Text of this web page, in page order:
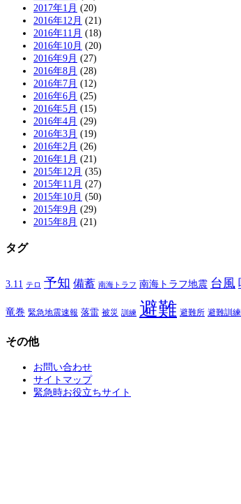
2017年1月 (20)
2016年12月 (21)
2016年11月 (18)
2016年10月 (20)
2016年9月 (27)
2016年8月 (28)
2016年7月 (12)
2016年6月 (25)
2016年5月 (15)
2016年4月 (29)
2016年3月 (19)
2016年2月 (26)
2016年1月 (21)
2015年12月 (35)
2015年11月 (27)
2015年10月 (50)
2015年9月 (29)
2015年8月 (21)
タグ
3.11 テロ 予知 備蓄 南海トラフ 南海トラフ地震 台風
竜巻 緊急地震速報 落雷 被災 訓練 避難 避難所 避難訓練
その他
お問い合わせ
サイトマップ
緊急時お役立ちサイト